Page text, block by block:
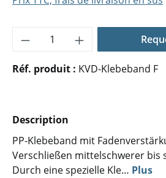
Quantité de produit :
Réf. produit : KVD-Klebeband F
Description
PP-Klebeband mit
Verschließen mittelschwerer bis
Durch eine spezielle Kle… Plus